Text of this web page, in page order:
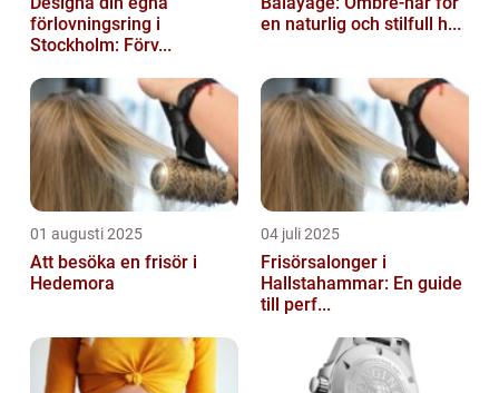
förlovningsring i
Stockholm: Förv...
en naturlig och stilfull h...
01 augusti 2025
Att besöka en frisör i
Hedemora
04 juli 2025
Frisörsalonger i
Hallstahammar: En guide
till perf...